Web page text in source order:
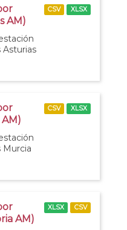
AM)
Asturias
CSV XLSX
Murcia
CSV XLSX
AM)
XLSX CSV